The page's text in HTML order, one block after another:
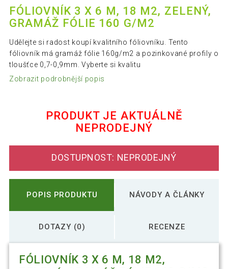
FÓLIOVNÍK 3 X 6 M, 18 M2, ZELENÝ,
GRAMÁŽ FÓLIE 160 G/M2
Udělejte si radost koupí kvalitního fóliovníku. Tento
fóliovník má gramáž fólie 160g/m2 a pozinkované profily o
tloušťce 0,7-0,9mm. Vyberte si kvalitu
Zobrazit podrobnější popis
PRODUKT JE AKTUÁLNĚ
NEPRODEJNÝ
DOSTUPNOST: NEPRODEJNÝ
POPIS PRODUKTU NÁVODY A ČLÁNKY
DOTAZY (0) RECENZE
FÓLIOVNÍK 3 X 6 M, 18 M2,